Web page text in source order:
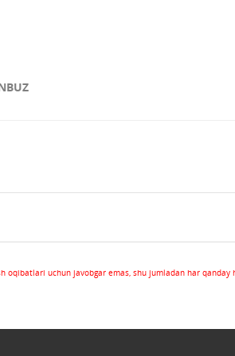
uchun javobgar emas, shu jumladan har qanday